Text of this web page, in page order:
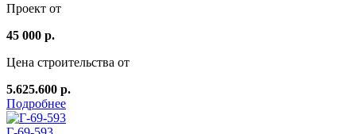
Проект от
45 000 р.
Цена строительства от
5.625.600 р.
Подробнее